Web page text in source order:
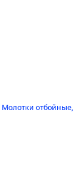
Молотки отбойные,